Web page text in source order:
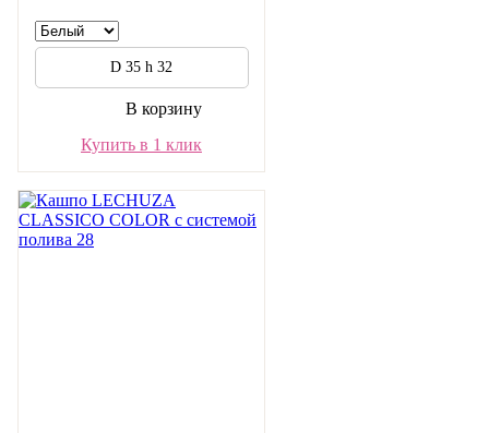
D 35 h 32
В корзину
Купить в 1 клик